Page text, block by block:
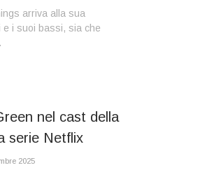
arriva alla sua
e i suoi bassi, sia che
nel cast della
serie Netflix
2025